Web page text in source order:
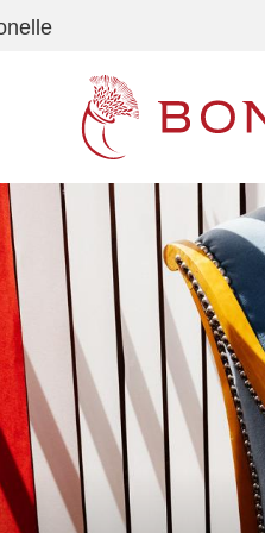
Navigation principale